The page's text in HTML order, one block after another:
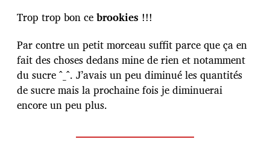
e
d
e
p
u
b
l
i
c
Trop trop bon cebrookies !!!
Par contre un petit morceau suffit parce que ça en
fait des choses dedans mine de rien et notamment
du sucre ^_^. J’avais un peu diminué les quantités
de sucre mais la prochaine fois je diminuerai
encore un peu plus.